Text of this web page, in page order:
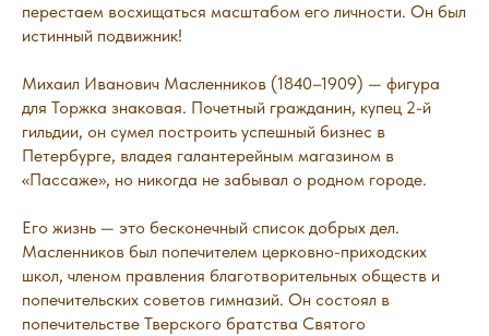
перестаем восхищаться масштабом его личности. Он был
истинный подвижник!
Михаил Иванович Масленников (1840–1909) — фигура
для Торжка знаковая. Почетный гражданин, купец 2-й
гильдии, он сумел построить успешный бизнес в
Петербурге, владея галантерейным магазином в
«Пассаже», но никогда не забывал о родном городе.
Его жизнь — это бесконечный список добрых дел.
Масленников был попечителем церковно-приходских
школ, членом правления благотворительных обществ и
попечительских советов гимназий. Он состоял в
попечительстве Тверского братства Святого